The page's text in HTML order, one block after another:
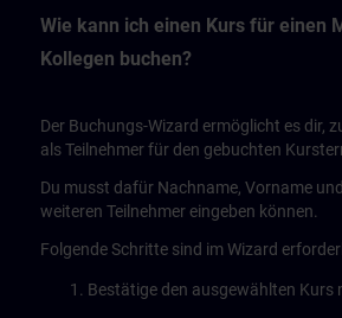
Wie kann ich einen Kurs für einen
Kollegen buchen?
Der Buchungs-Wizard ermöglicht es dir,
als Teilnehmer für den gebuchten
Du musst dafür Nachname, Vorname
weiteren Teilnehmer eingeben können.
Folgende Schritte sind im Wizard
Bestätige den ausgewählten Kurs